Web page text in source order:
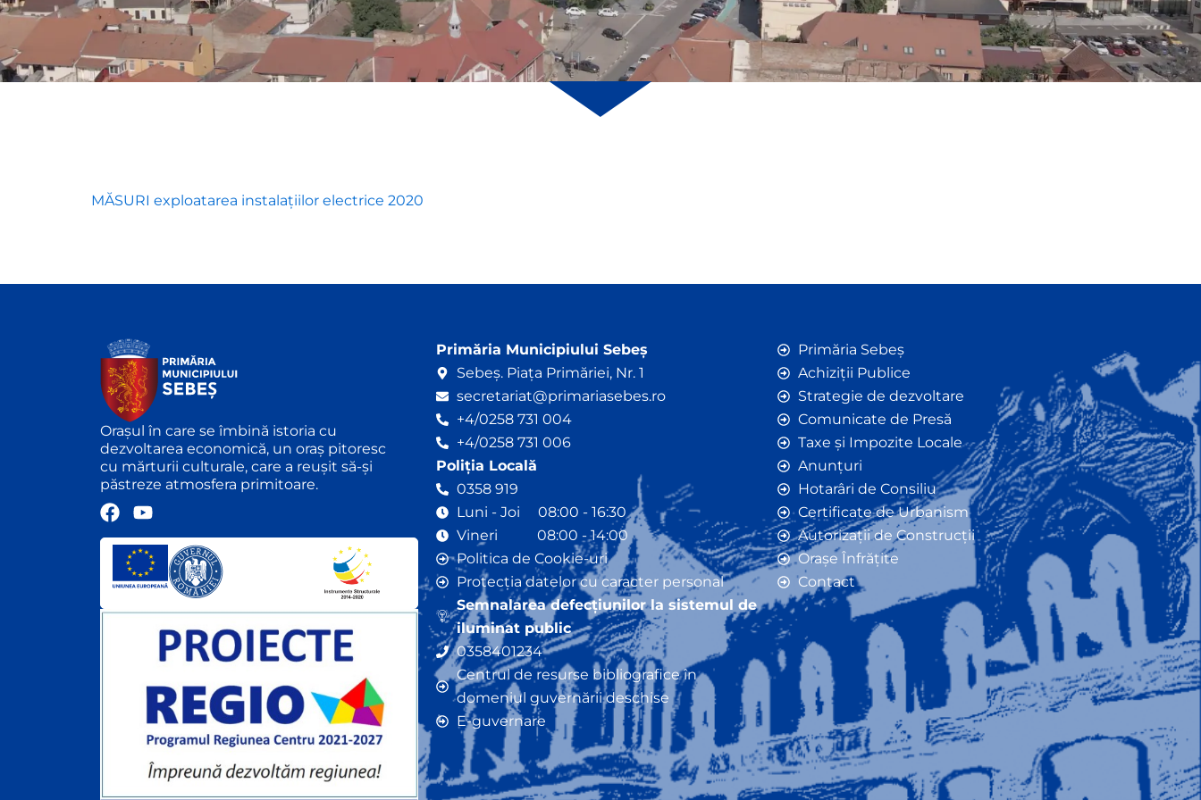
MĂSURI exploatarea instalațiilor electrice 2020
Orașul în care se îmbină istoria cu
dezvoltarea economică, un oraș pitoresc
cu mărturii culturale, care a reușit să-și
păstreze atmosfera primitoare.
F
c
b
o
Y
u
t
u
b
Primăria Municipiului Sebeș
Sebeș. Piața Primăriei, Nr. 1
secretariat@primariasebes.ro
+4/0258 731 004
+4/0258 731 006
Poliția Locală
0358 919
Luni - Joi 08:00 - 16:30
Vineri 08:00 - 14:00
Politica de Cookie-uri
Protecția datelor cu caracter personal
Semnalarea defecțiunilor la sistemul de
iluminat public
0358401234
Centrul de resurse bibliografice în
domeniul guvernării deschise
E-guvernare
Primăria Sebeș
Achiziții Publice
Strategie de dezvoltare
Comunicate de Presă
Taxe și Impozite Locale
Anunțuri
Hotarâri de Consiliu
Certificate de Urbanism
Autorizații de Construcții
Orașe Înfrățite
Contact